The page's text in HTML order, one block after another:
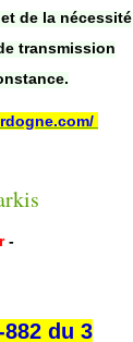
de la nécessité
transmission
-
882 du 3